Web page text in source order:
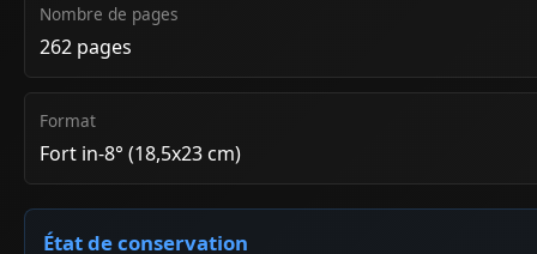
Nombre de pages
262 pages
Format
Fort in-8° (18,5x23 cm)
État de conservation